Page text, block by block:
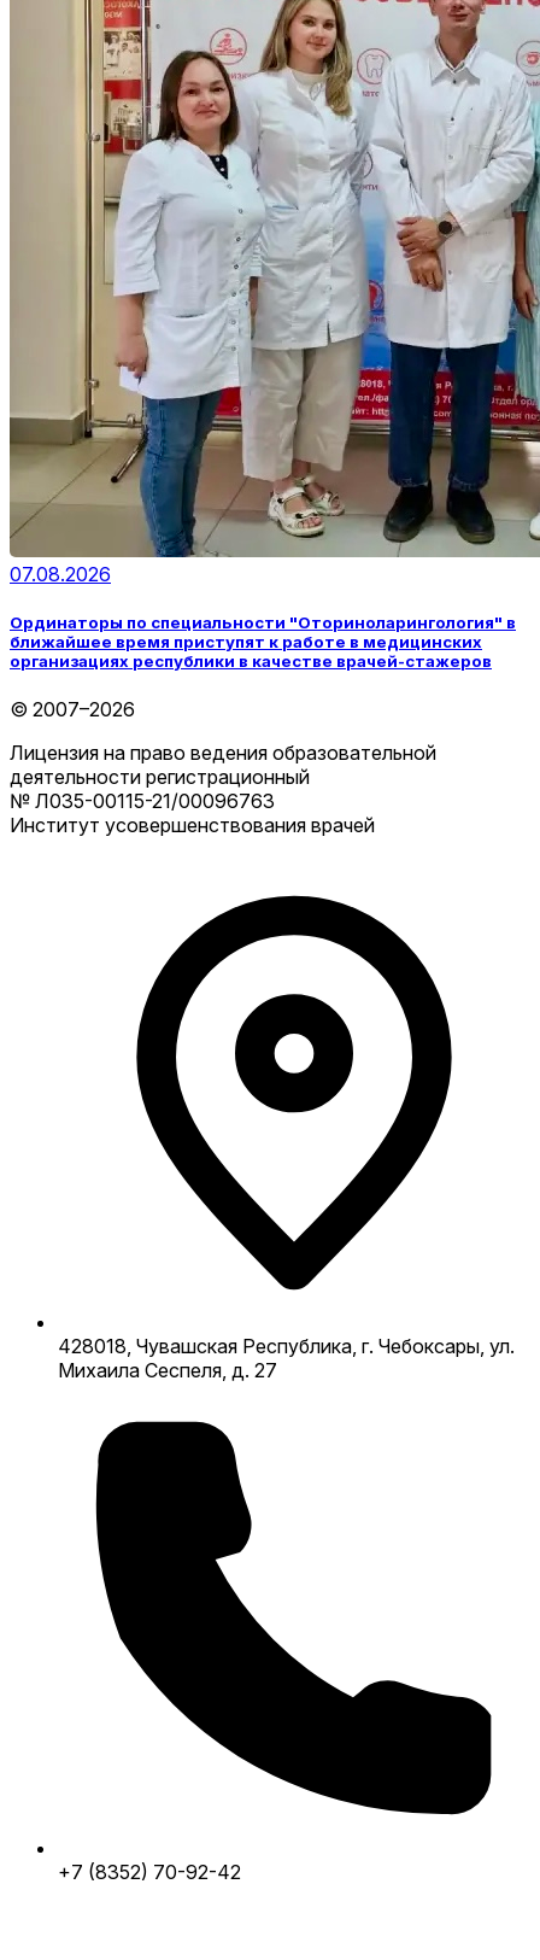
07.08.2026
Ординаторы по специальности "Оториноларингология" в
ближайшее время приступят к работе в медицинских
организациях республики в качестве врачей-стажеров
© 2007–2026
Лицензия на право ведения образовательной
деятельности регистрационный
№ Л035-00115-21/00096763
Институт усовершенствования врачей
428018, Чувашская Республика, г. Чебоксары, ул.
Михаила Сеспеля, д. 27
+7 (8352) 70-92-42